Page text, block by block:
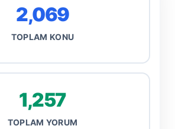
2,069
TOPLAM KONU
1,257
TOPLAM YORUM